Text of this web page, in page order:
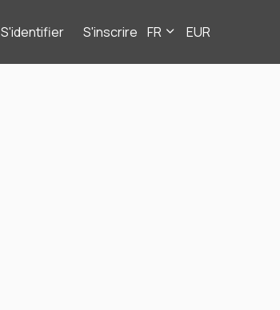
S'identifier S'inscrire FR EUR